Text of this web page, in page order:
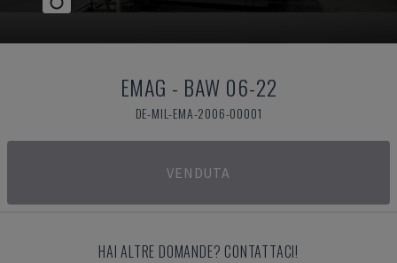
EMAG - BAW 06-22
DE-MIL-EMA-2006-00001
VENDUTA
HAI ALTRE DOMANDE? CONTATTACI!